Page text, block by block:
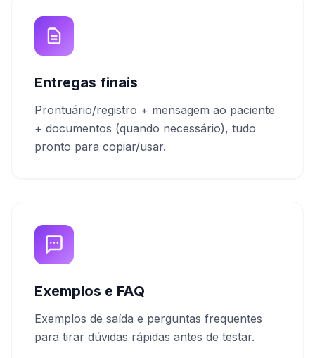
Entregas finais
Prontuário/registro + mensagem ao paciente
+ documentos (quando necessário), tudo
pronto para copiar/usar.
Exemplos e FAQ
Exemplos de saída e perguntas frequentes
para tirar dúvidas rápidas antes de testar.